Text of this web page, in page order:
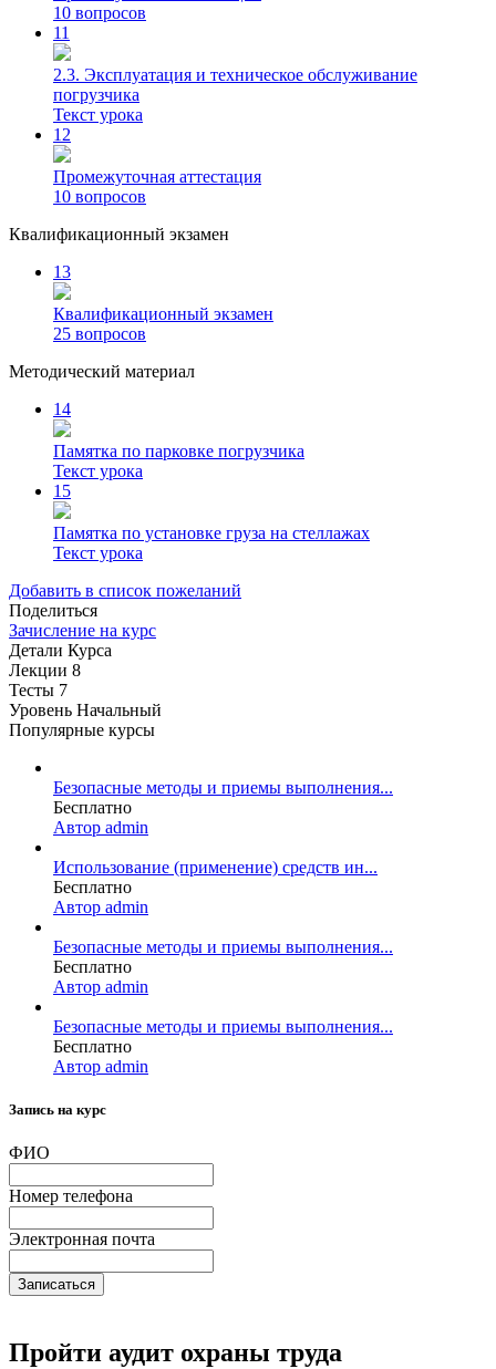
10 вопросов
11
2.3. Эксплуатация и техническое обслуживание
погрузчика
Текст урока
12
Промежуточная аттестация
10 вопросов
Квалификационный экзамен
13
Квалификационный экзамен
25 вопросов
Методический материал
14
Памятка по парковке погрузчика
Текст урока
15
Памятка по установке груза на стеллажах
Текст урока
Добавить в список пожеланий
Поделиться
Зачисление на курс
Детали Курса
Лекции 8
Тесты 7
Уровень Начальный
Популярные курсы
Безопасные методы и приемы выполнения...
Бесплатно
Автор admin
Использование (применение) средств ин...
Бесплатно
Автор admin
Безопасные методы и приемы выполнения...
Бесплатно
Автор admin
Безопасные методы и приемы выполнения...
Бесплатно
Автор admin
Запись на курс
ФИО
Номер телефона
Электронная почта
Записаться
Пройти аудит охраны труда